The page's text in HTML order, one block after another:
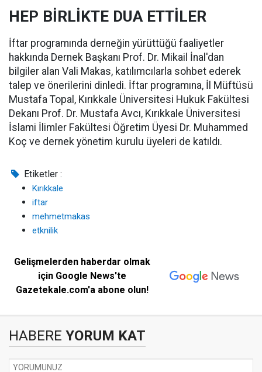
HEP BİRLİKTE DUA ETTİLER
İftar programında derneğin yürüttüğü faaliyetler
hakkında Dernek Başkanı Prof. Dr. Mikail İnal'dan
bilgiler alan Vali Makas, katılımcılarla sohbet ederek
talep ve önerilerini dinledi. İftar programına, İl Müftüsü
Mustafa Topal, Kırıkkale Üniversitesi Hukuk Fakültesi
Dekanı Prof. Dr. Mustafa Avcı, Kırıkkale Üniversitesi
İslami İlimler Fakültesi Öğretim Üyesi Dr. Muhammed
Koç ve dernek yönetim kurulu üyeleri de katıldı.
Etiketler :
Kırıkkale
iftar
mehmetmakas
etknilik
Gelişmelerden haberdar olmak
için Google News'te
Gazetekale.com'a abone olun!
HABERE YORUM KAT